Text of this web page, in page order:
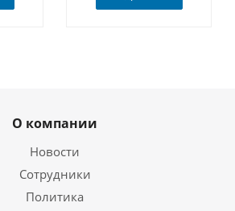
О компании
Новости
Сотрудники
Политика